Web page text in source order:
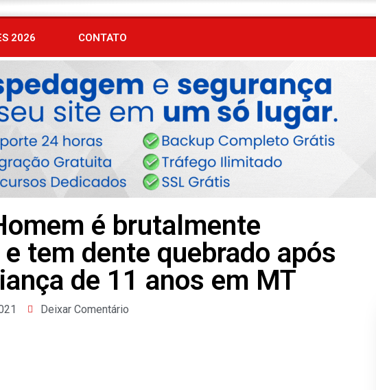
2026 CONTATO
é brutalmente
tem dente quebrado após
de 11 anos em MT
Deixar Comentário